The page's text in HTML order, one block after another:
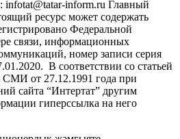
infotat@tatar-inform.ru Главный
ресурс может содержать
Федеральной
связи, информационных
номер записи серия
В соответствии со статьей
СМИ от 27.12.1991 года при
сайта “Интертат” другим
гиперссылка на него